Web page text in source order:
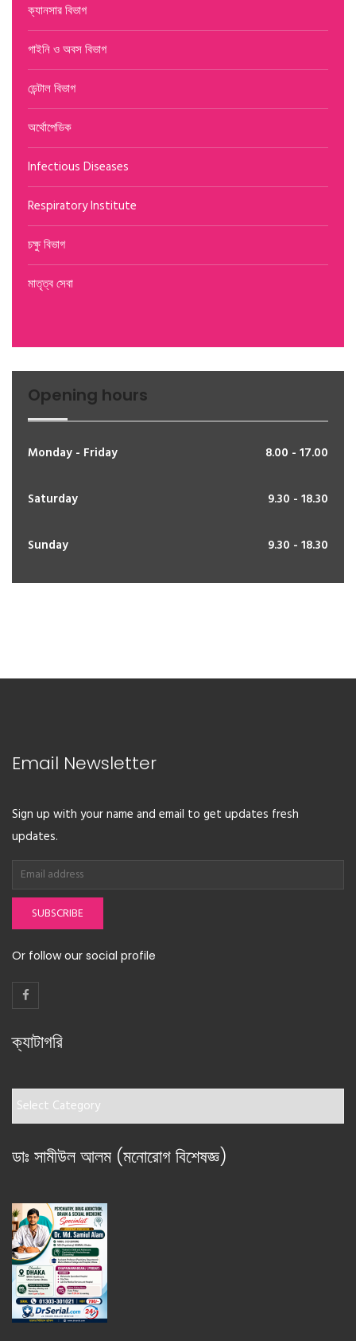
ক্যানসার বিভাগ
গাইনি ও অবস বিভাগ
ডেন্টাল বিভাগ
অর্থোপেডিক
Infectious Diseases
Respiratory Institute
চক্ষু বিভাগ
মাতৃত্ব সেবা
Opening hours
Monday - Friday 8.00 - 17.00
Saturday 9.30 - 18.30
Sunday 9.30 - 18.30
Email Newsletter
Sign up with your name and email to get updates fresh
updates.
SUBSCRIBE
Or follow our social profile
ক্যাটাগরি
ক্যাটাগরি
ডাঃ সামীউল আলম (মনোরোগ বিশেষজ্ঞ)